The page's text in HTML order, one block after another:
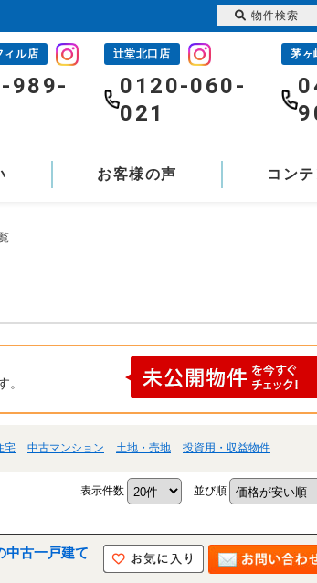
ィル店
989-
辻堂北口店
0120-060-
021
茅ヶ
お客様の声 コン
。
宅 中古マンション 土地・売地 投資用・収益物件
表示件数 並び順
古一戸建て
物件検索